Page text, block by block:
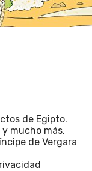
de Egipto.
mucho más.
de Vergara